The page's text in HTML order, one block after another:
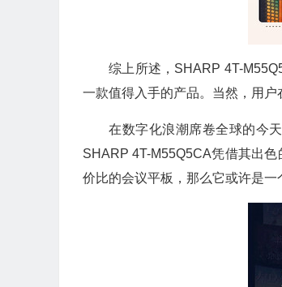
综上所述，SHARP 4T-
一款值得入手的产品。当然，用户
在数字化浪潮席卷全球的今
SHARP 4T-M55Q5CA凭借其出
价比的会议平板，那么它或许是一